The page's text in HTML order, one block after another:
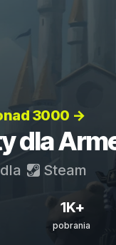
3000 →
dla
Steam
1K+
pobrania